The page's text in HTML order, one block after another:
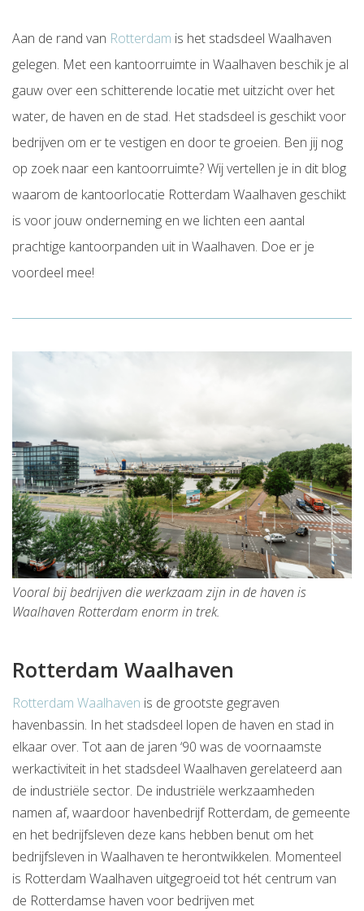
Aan de rand van Rotterdam is het stadsdeel Waalhaven
gelegen. Met een kantoorruimte in Waalhaven beschik je al
gauw over een schitterende locatie met uitzicht over het
water, de haven en de stad. Het stadsdeel is geschikt voor
bedrijven om er te vestigen en door te groeien. Ben jij nog
op zoek naar een kantoorruimte? Wij vertellen je in dit blog
waarom de kantoorlocatie Rotterdam Waalhaven geschikt
is voor jouw onderneming en we lichten een aantal
prachtige kantoorpanden uit in Waalhaven. Doe er je
voordeel mee!
Vooral bij bedrijven die werkzaam zijn in de haven is
Waalhaven Rotterdam enorm in trek.
Rotterdam Waalhaven
Rotterdam Waalhaven is de grootste gegraven
havenbassin. In het stadsdeel lopen de haven en stad in
elkaar over. Tot aan de jaren ‘90 was de voornaamste
werkactiviteit in het stadsdeel Waalhaven gerelateerd aan
de industriële sector. De industriële werkzaamheden
namen af, waardoor havenbedrijf Rotterdam, de gemeente
en het bedrijfsleven deze kans hebben benut om het
bedrijfsleven in Waalhaven te herontwikkelen. Momenteel
is Rotterdam Waalhaven uitgegroeid tot hét centrum van
de Rotterdamse haven voor bedrijven met